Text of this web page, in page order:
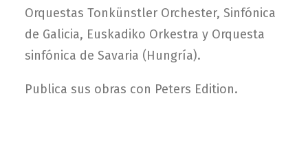
Orquestas Tonkünstler Orchester, Sinfónica
de Galicia, Euskadiko Orkestra y Orquesta
sinfónica de Savaria (Hungría).
Publica sus obras con Peters Edition.